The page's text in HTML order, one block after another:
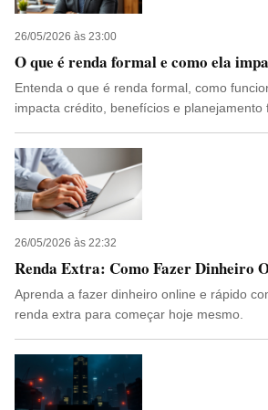
26/05/2026 às 23:00
O que é renda formal e como ela
Entenda o que é renda formal, como
impacta crédito, benefícios e planejamento
26/05/2026 às 22:32
Renda Extra: Como Fazer Dinheiro
Aprenda a fazer dinheiro online e rápido
renda extra para começar hoje mesmo.